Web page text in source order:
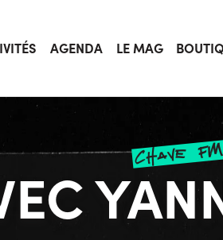
AGENDA LE MAG
chave fm